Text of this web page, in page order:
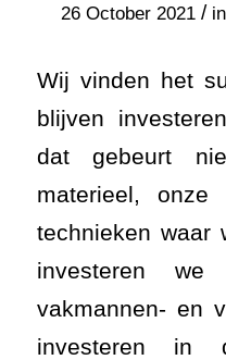
26 October 2021 / in
Wij vinden het
blijven
dat gebeurt
materieel, onze
technieken waar
investeren
vakmannen- en
investeren